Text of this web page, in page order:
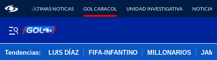
ÚLTIMAS NOTICAS GOL CARACOL UNIDAD INVESTIGATIVA NOTICIAS
Tendencias: LUIS DÍAZ FIFA-INFANTINO MILLONARIOS